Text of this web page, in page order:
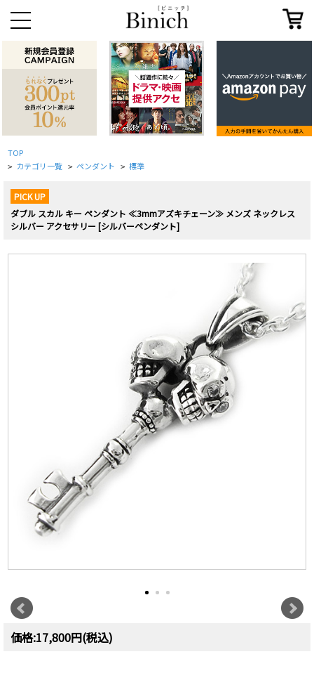
TOP
> カテゴリ一覧 > ペンダント > 標準
PICK UP
ダブル スカル キー ペンダント ≪3mmアズキチェーン≫ メンズ ネックレス
シルバー アクセサリー [シルバーペンダント]
価格:17,800円(税込)